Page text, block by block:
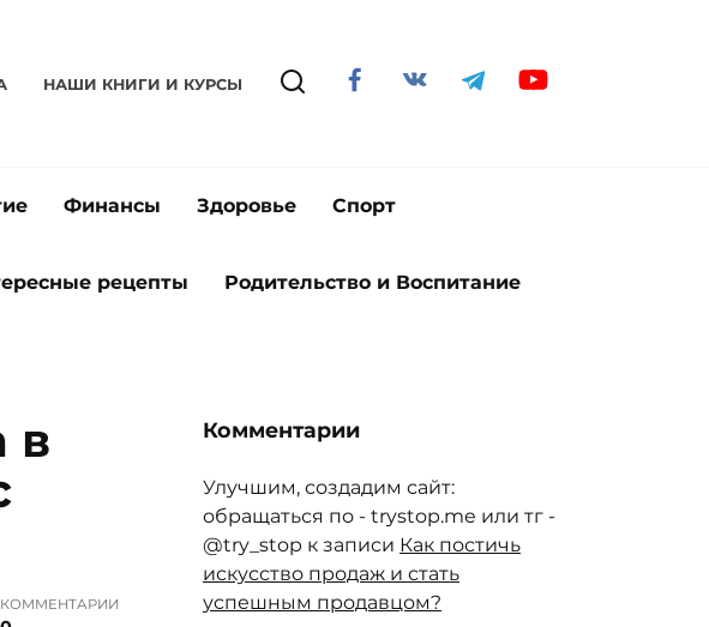
НАШИ КНИГИ И КУРСЫ
Финансы Здоровье Спорт
рецепты Родительство и Воспитание
в
КОММЕНТАРИИ
Комментарии
Улучшим, создадим сайт:
обращаться по - trystop.me или тг -
@try_stop к записи Как постичь
искусство продаж и стать
успешным продавцом?